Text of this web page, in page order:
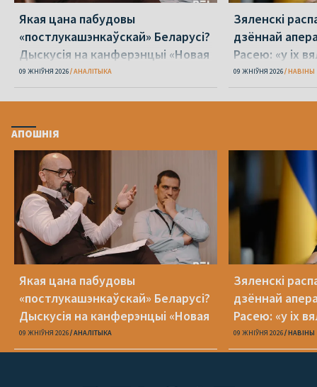
Якая цана пабудовы
«постлукашэнкаўскай» Беларусі?
Дыскусія на канферэнцыі «Новая
Беларусь»
09 ЖНІЎНЯ 2026 АНАЛІТЫКА
Зяленскі
дзённай
Расею: «у іх
09 ЖНІЎНЯ 2026 НАВІНЫ
АПОШНІЯ
Якая цана пабудовы
«постлукашэнкаўскай» Беларусі?
Дыскусія на канферэнцыі «Новая
Беларусь»
09 ЖНІЎНЯ 2026 АНАЛІТЫКА
Зяленскі
дзённай
Расею: «у іх
09 ЖНІЎНЯ 2026 НАВІНЫ